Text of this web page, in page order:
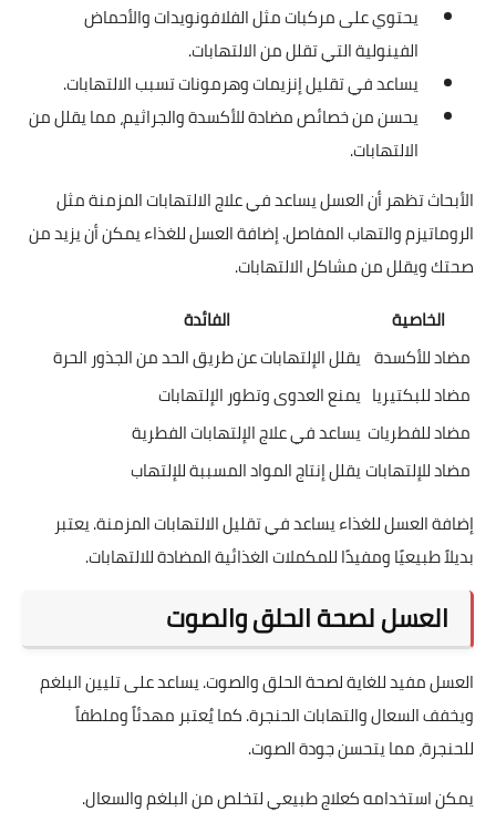
يحتوي على مركبات مثل الفلافونويدات والأحماض
الفينولية التي تقلل من الالتهابات.
يساعد في تقليل إنزيمات وهرمونات تسبب الالتهابات.
يحسن من خصائص مضادة للأكسدة والجراثيم، مما يقلل من
الالتهابات.
الأبحاث تظهر أن العسل يساعد في علاج الالتهابات المزمنة مثل
الروماتيزم والتهاب المفاصل. إضافة العسل للغذاء يمكن أن يزيد من
صحتك ويقلل من مشاكل الالتهابات.
الخاصية
الفائدة
مضاد للأكسدة يقلل الإلتهابات عن طريق الحد من الجذور الحرة
مضاد للبكتيريا يمنع العدوى وتطور الإلتهابات
مضاد للفطريات يساعد في علاج الإلتهابات الفطرية
مضاد للإلتهاباتيقلل إنتاج المواد المسببة للإلتهاب
إضافة العسل للغذاء يساعد في تقليل الالتهابات المزمنة. يعتبر
بديلاً طبيعيًا ومفيدًا للمكملات الغذائية المضادة للالتهابات.
العسل لصحة الحلق والصوت
العسل مفيد للغاية لصحة الحلق والصوت. يساعد على تليين البلغم
ويخفف السعال والتهابات الحنجرة. كما يُعتبر مهدئاً وملطفاً
للحنجرة، مما يتحسن جودة الصوت.
يمكن استخدامه كعلاج طبيعي لتخلص من البلغم والسعال.